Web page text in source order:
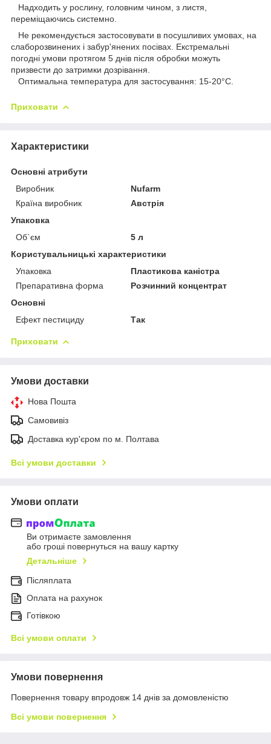
Надходить у рослину, головним чином, з листя,
переміщаючись системно.
Не рекомендується застосовувати в посушливих умовах, на
слаборозвинених і забур'янених посівах. Екстремальні
погодні умови протягом 5 днів після обробки можуть
призвести до затримки дозрівання.
Оптимальна температура для застосування: 15-20°С.
Приховати
Характеристики
Основні атрибути
Виробник
Nufarm
Країна виробник
Австрія
Упаковка
Об`єм
5 л
Користувальницькі характеристики
Упаковка
Пластикова каністра
Препаративна форма
Розчинний концентрат
Основні
Ефект пестициду
Так
Приховати
Умови доставки
Нова Пошта
Самовивіз
Доставка кур'єром по м. Полтава
Всі умови доставки
Умови оплати
Ви отримаєте замовлення
або гроші повернуться на вашу картку
Детальніше
Післяплата
Оплата на рахунок
Готівкою
Всі умови оплати
Умови повернення
Повернення товару впродовж 14 днів за домовленістю
Всі умови повернення